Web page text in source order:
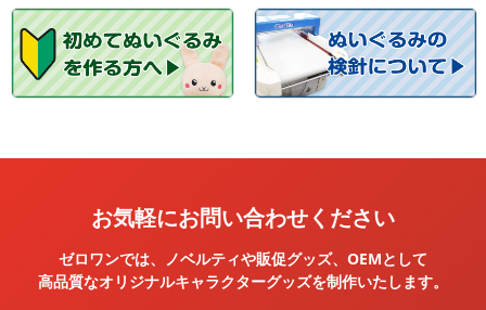
お気軽にお問い合わせください
ゼロワンでは、ノベルティや販促グッズ、OEMとして
高品質なオリジナルキャラクターグッズを制作いたします。